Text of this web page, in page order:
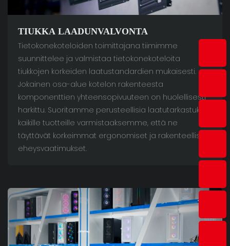
TIUKKA LAADUNVALVONTA
Tietokonekoteloiden toimittajana tiimimme
suunnittelee ja valmistaa tietokonekoteloita
tiukkojen korkeiden laatustandardien mukaisesti.
Jokainen osa-alue kotelon rakenteesta
komponenttien yhteensopivuuteen on huolellisesti
harkittu. Suoritamme perusteellisia laatutarkastuksia
kaikille tuotteille varmistaaksemme, että ne
täyttävät korkeimmat ergonomiset ja rakenteelliset
eheysvaatimukset.